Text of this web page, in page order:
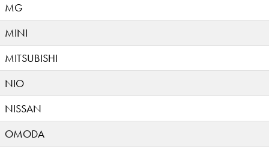
MG
MINI
MITSUBISHI
NIO
NISSAN
OMODA